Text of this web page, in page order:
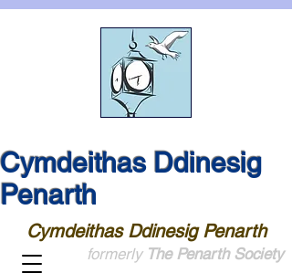
Cymdeithas Ddinesig
Penarth
Cymdeithas Ddinesig Penarth
formerly The Penarth Society